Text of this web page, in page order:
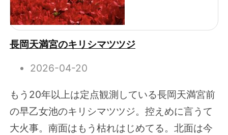
長岡天満宮のキリシマツツジ
2026-04-20
もう20年以上は定点観測している長岡天満宮前
の早乙女池のキリシマツツジ。控えめに言うて
大火事。南面はもう枯れはじめてる。北面は今